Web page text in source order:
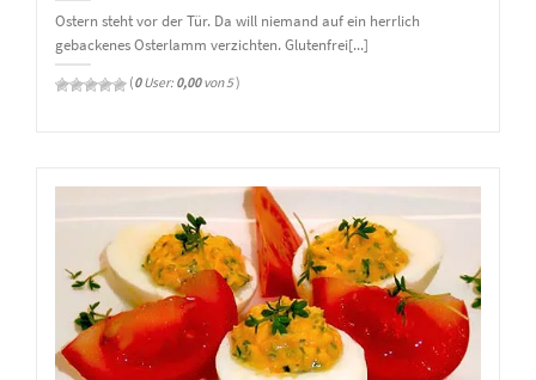
Ostern steht vor der Tür. Da will niemand auf ein herrlich
gebackenes Osterlamm verzichten. Glutenfrei[...]
(0User: 0,00von 5)